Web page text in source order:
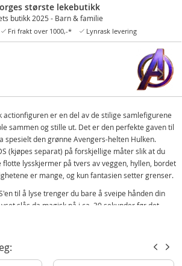
største lekebutikk
butikk 2025 - Barn & familie
Fri frakt over 1000,-* Lynrask levering
actionfiguren er en del av de stilige samlefigurene
sammen og stille ut. Det er den perfekte gaven til
spesielt den grønne Avengers-helten Hulken.
(kjøpes separat) på forskjellige måter slik at du
flotte lysskjermer på tvers av veggen, hyllen, bordet
er mange, og kun fantasien setter grenser.
til å lyse trenger du bare å sveipe hånden din
slås da magisk på i ca. 30 sekunder før det
På grunn av heksagonformen finnes det flere
de sammen på, og PODS'ene glir enkelt sammen.